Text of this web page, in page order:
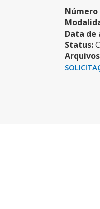
Número
Data de
Status: